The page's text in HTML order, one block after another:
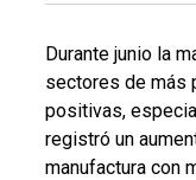
Durante junio la
sectores de más
positivas,
registró un
manufactura con